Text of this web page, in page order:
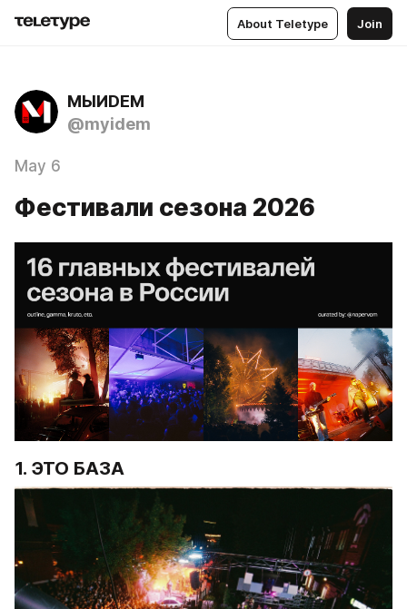
About Teletype Join
МЫИDЕМ
@myidem
May 6
Фестивали сезона 2026
1. ЭТО БАЗА